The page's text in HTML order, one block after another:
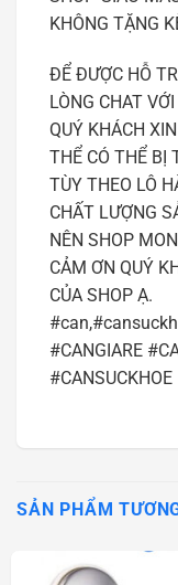
KHÔNG TẶNG
ĐỂ ĐƯỢC HỖ
LÒNG CHAT
QUÝ KHÁCH
THỂ CÓ THỂ BỊ
TÙY THEO LÔ
CHẤT LƯỢNG
NÊN SHOP
CẢM ƠN QUÝ
CỦA SHOP Ạ.
#CANGIARE
#CANSUCKHOE
SẢN PHẨM